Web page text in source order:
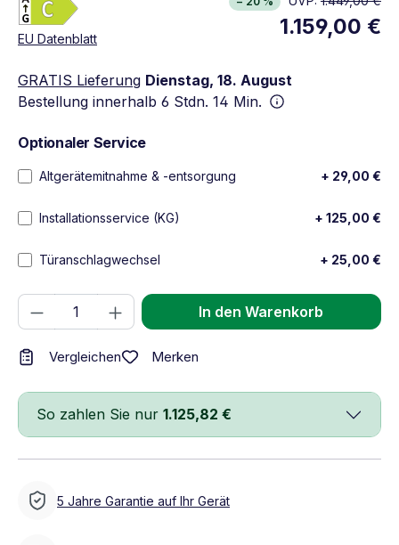
Vollständiges Energielabel anzeigen
EU DatenblattÖffnet in neuem Fenster 1.159,00 €
GRATIS Lieferung Dienstag, 18. August
Bestellung innerhalb 6 Stdn. 14 Min.
Optionaler Service
Altgerätemitnahme & -entsorgung + 29,00 €
Installationsservice (KG) + 125,00 €
Türanschlagwechsel + 25,00 €
Produkt Anzahl: Gib den gewünschten
In den Warenkorb
Vergleichen Merken
So zahlen Sie nur 1.125,82 €
5 Jahre Garantie auf Ihr Gerät